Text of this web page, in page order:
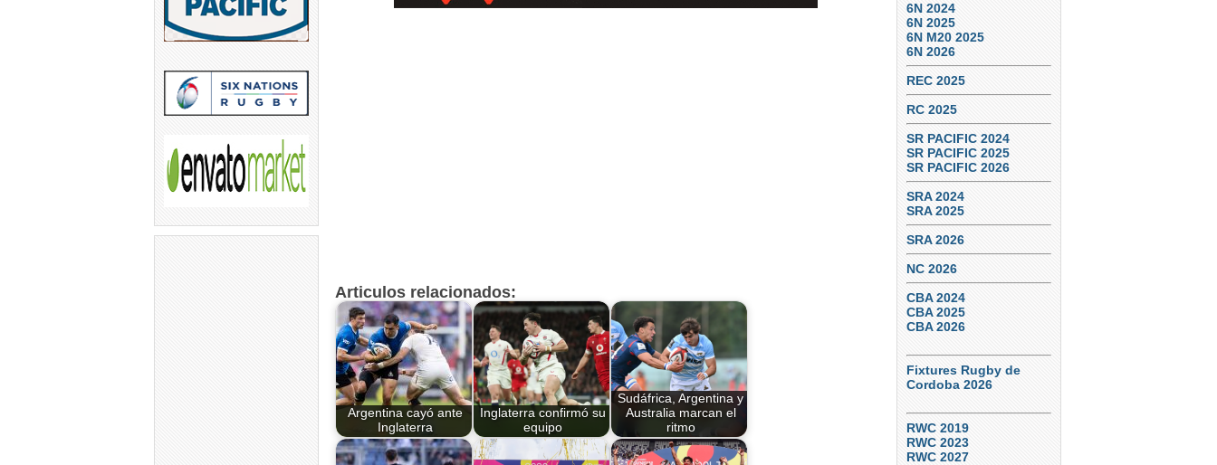
Articulos relacionados:
Argentina cayó ante
Inglaterra
Inglaterra confirmó su
equipo
Sudáfrica, Argentina y
Australia marcan el
ritmo
6N 2024
6N 2025
6N M20 2025
6N 2026
REC 2025
RC 2025
SR PACIFIC 2024
SR PACIFIC 2025
SR PACIFIC 2026
SRA 2024
SRA 2025
SRA 2026
NC 2026
CBA 2024
CBA 2025
CBA 2026
Fixtures Rugby de
Cordoba 2026
RWC 2019
RWC 2023
RWC 2027